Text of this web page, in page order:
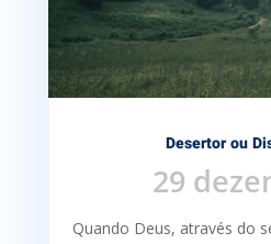
Desertor ou
29
Quando Deus, através do